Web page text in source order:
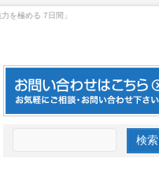
を極める 7日間」